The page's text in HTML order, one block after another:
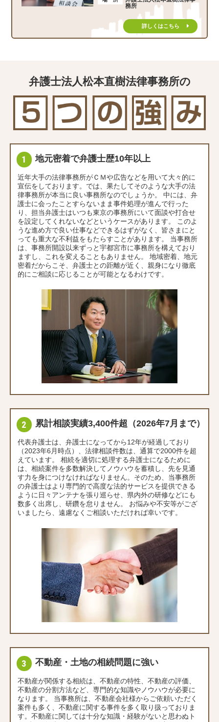
務所
詳しくはこちら
弁護士法人松本直樹法律事務所の
地元密着で弁護士歴10年以上
近年大手の法律事務所がＣＭや広告などを用いて大々的に
宣伝をしております。では、果たしてそのような大手の法
律事務所が本当に良い事務所なのでしょうか。 中には、弁
護士に会ったことすらないまま事件処理が進んで行った
り、担当弁護士はいつも東京の事務所にいて面談や打合せ
を設定してくれないなどというケースがあります。 このよ
うな進め方で良い仕事などできるはずがなく、皆さまにと
っても重大な不利益をもたらすことがあります。 当事務所
は、事務所開設以来ずっと宇都宮市に事務所を構えており
ますし、これを変えることもありません。 地域密着、地元
密着だからこそ、弁護士との距離が近く、親身になり徹底
的にご相談に応じることが可能となるわけです。
累計相談実績3,400件超（2026年7月まで）
代表弁護士は、弁護士になってから12年が経過しており
（2023年6月時点）、法律相談件数は、通算で2000件を超
えています。 相続を適切に処理する弁護士になるために
は、相続案件を多数解決してノウハウを蓄積し、先を見通
す力を身につけなければなりません。そのため、当事務所
の弁護士はより専門的で高度な法的サービスを提供できる
ように日々アンテナを張り巡らせ、県内外の研修などにも
数多く出席し、研鑽を怠りません。 お悩みや不安等がござ
いましたら、遠慮なくご相談いただければ幸いです。
不動産・土地の相続問題に強い
不動産が関係する相続は、不動産の特性、不動産の評価、
不動産の分割方法など、専門的な知識やノウハウが必要に
なります。 当事務所は、不動産会社様からご依頼いただく
案件も多く、不動産に関する事件を多く取り扱っておりま
す。不動産に関しては十分な知識・経験がないと思わぬト